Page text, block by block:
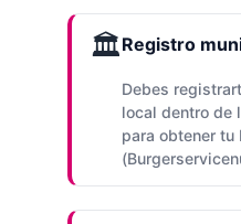
🏛️Registro
Debes
local dentro de
para obtener tu